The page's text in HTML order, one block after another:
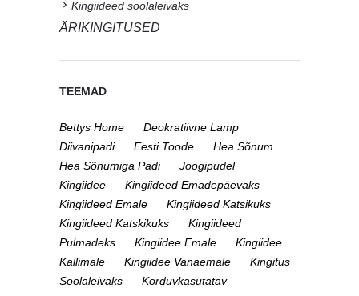
Kingiideed soolaleivaks
ÄRIKINGITUSED
TEEMAD
Bettys Home
Deokratiivne Lamp
Diivanipadi
Eesti Toode
Hea Sõnum
Hea Sõnumiga Padi
Joogipudel
Kingiidee
Kingiideed Emadepäevaks
Kingiideed Emale
Kingiideed Katsikuks
Kingiideed Katskikuks
Kingiideed
Pulmadeks
Kingiidee Emale
Kingiidee
Kallimale
Kingiidee Vanaemale
Kingitus
Soolaleivaks
Korduvkasutatav